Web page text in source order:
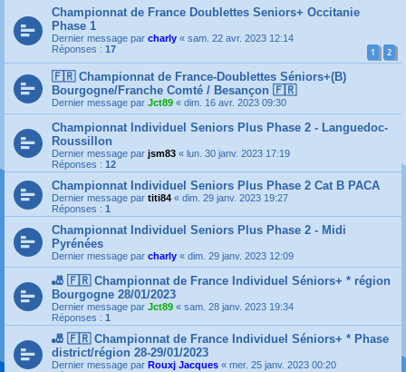
Championnat de France Doublettes Seniors+ Occitanie
Phase 1
Dernier message par charly « sam. 22 avr. 2023 12:14
Réponses : 17 1 2
🇫🇷 Championnat de France-Doublettes Séniors+(B)
Bourgogne/Franche Comté / Besançon 🇫🇷
Dernier message par Jct89 « dim. 16 avr. 2023 09:30
Championnat Individuel Seniors Plus Phase 2 - Languedoc-
Roussillon
Dernier message par jsm83 « lun. 30 janv. 2023 17:19
Réponses : 12
Championnat Individuel Seniors Plus Phase 2 Cat B PACA
Dernier message par titi84 « dim. 29 janv. 2023 19:27
Réponses : 1
Championnat Individuel Seniors Plus Phase 2 - Midi
Pyrénées
Dernier message par charly « dim. 29 janv. 2023 12:09
🎳 🇫🇷 Championnat de France Individuel Séniors+ * région
Bourgogne 28/01/2023
Dernier message par Jct89 « sam. 28 janv. 2023 19:34
Réponses : 1
🎳 🇫🇷 Championnat de France Individuel Séniors+ * Phase
district/région 28-29/01/2023
Dernier message par Rouxj Jacques « mer. 25 janv. 2023 00:20